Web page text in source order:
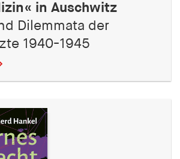
in Auschwitz
Dilemmata der
1940-1945